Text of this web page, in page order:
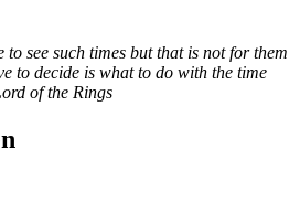
see such times but that is not for them
to decide is what to do with the time
of the Rings